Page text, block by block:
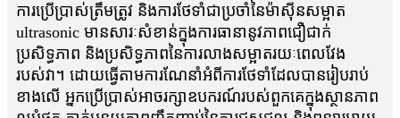
ការប្រើប្រាស់ត្រឹមត្រូវ និងការថែទាំជាប្រចាំនៃម៉ាស៊ីនសម្អាត
ultrasonic មានសារៈសំខាន់ក្នុងការធានានូវភាពជឿជាក់
ប្រសិទ្ធភាព និងប្រសិទ្ធភាពនៃការលាងសម្អាតរយៈពេលវែង
របស់វា។ ដោយធ្វើតាមការណែនាំអំពីការថែទាំដែលបានរៀបរាប់
ខាងលើ អ្នកប្រើប្រាស់អាចរក្សាឧបករណ៍របស់ពួកគេក្នុងស្ថានភាព